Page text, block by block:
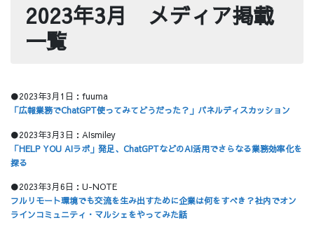
チームインタビュー02 チームインタビュー03
2023年3月 メディア掲載
一覧
●2023年3月1日：fuuma
「広報業務でChatGPT使ってみてどうだった？」パネルディスカッション
●2023年3月3日：AIsmiley
「HELP YOU AIラボ」発足、ChatGPTなどのAI活用でさらなる業務効率化を
探る
●2023年3月6日：U-NOTE
フルリモート環境でも交流を生み出すために企業は何をすべき？社内でオン
ラインコミュニティ・マルシェをやってみた話